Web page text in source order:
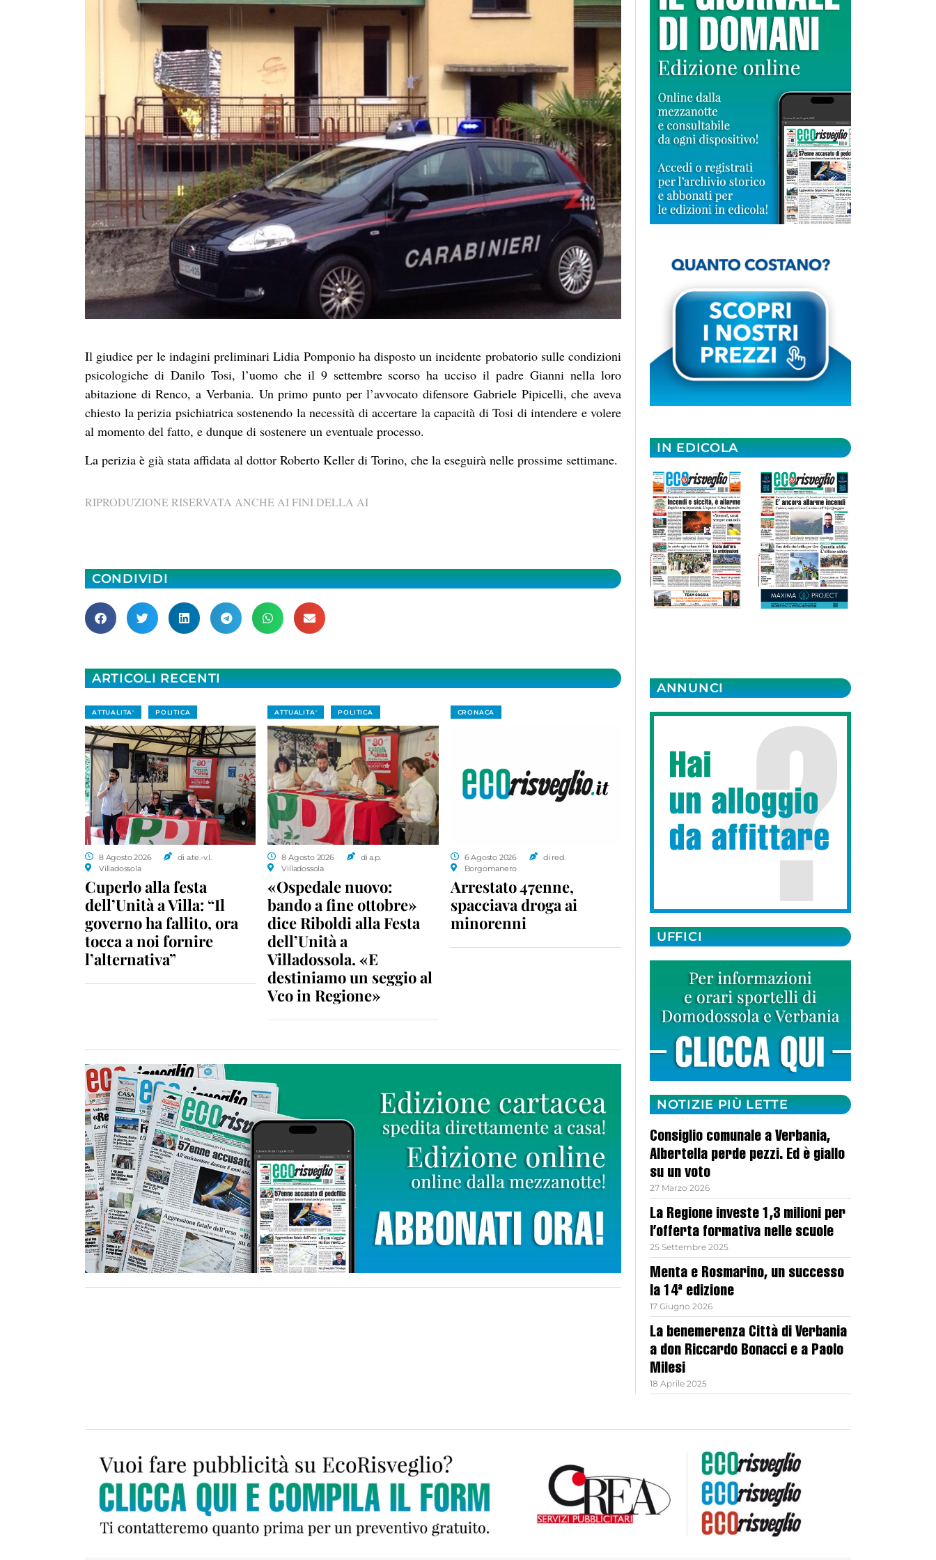
Il giudice per le indagini preliminari Lidia Pomponio ha disposto un incidente probatorio sulle condizioni
psicologiche di Danilo Tosi, l’uomo che il 9 settembre scorso ha ucciso il padre Gianni nella loro
abitazione di Renco, a Verbania. Un primo punto per l’avvocato difensore Gabriele Pipicelli, che aveva
chiesto la perizia psichiatrica sostenendo la necessità di accertare la capacità di Tosi di intendere e volere
al momento del fatto, e dunque di sostenere un eventuale processo.
La perizia è già stata affidata al dottor Roberto Keller di Torino, che la eseguirà nelle prossime settimane.
RIPRODUZIONE RISERVATA ANCHE AI FINI DELLA AI
CONDIVIDI
ARTICOLI RECENTI
ATTUALITA' POLITICA
8 Agosto 2026
di a.te.-v.l.
Villadossola
Cuperlo alla festa
dell’Unità a Villa: “Il
governo ha fallito, ora
tocca a noi fornire
l’alternativa”
ATTUALITA' POLITICA
8 Agosto 2026
di a.p.
Villadossola
«Ospedale nuovo:
bando a fine ottobre»
dice Riboldi alla Festa
dell’Unità a
Villadossola. «E
destiniamo un seggio al
Vco in Regione»
CRONACA
6 Agosto 2026
di red.
Borgomanero
Arrestato 47enne,
spacciava droga ai
minorenni
IN EDICOLA
ANNUNCI
UFFICI
NOTIZIE PIÙ LETTE
Consiglio comunale a Verbania,
Albertella perde pezzi. Ed è giallo
su un voto
27 Marzo 2026
La Regione investe 1,3 milioni per
l’offerta formativa nelle scuole
25 Settembre 2025
Menta e Rosmarino, un successo
la 14ª edizione
17 Giugno 2026
La benemerenza Città di Verbania
a don Riccardo Bonacci e a Paolo
Milesi
18 Aprile 2025